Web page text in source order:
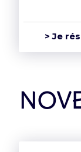
> Je